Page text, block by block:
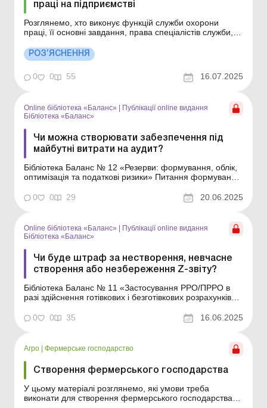
праці на підприємстві
Розглянемо, хто виконує функцій служби охорони
праці, її основні завдання, права спеціалістів служби,
перевірку знань тощо. Більше за темою: Інструкція з
охорони праці для працівників офісу Охорона праці
студентів та учнів під час практики та стажуван...
РОЗ’ЯСНЕННЯ
0 0 55 16.07.2025
Online бібліотека «Баланс» | Публікації online видання
Бібліотека «Баланс»
Чи можна створювати забезпечення під
майбутні витрати на аудит?
Бібліотека Баланс № 12 «Резерви: формування, облік,
оптимізація та податкові ризики» Питання формування
НП(С)БО 11 «Зобов’язання». Наведений у ньому
перелік видів забезпечень не є вичерпним.
0 0 29 20.06.2025
Online бібліотека «Баланс»
Публікації online видання
Бібліотека «Баланс»
Чи буде штраф за нестворення, невчасне
створення або незбереження Z-звіту?
Бібліотека Баланс № 11 «Застосування РРО/ПРРО в
разі здійснення готівкових і безготівкових розрахунків»
виникають питання, пов'язані з порушеннями порядку
створення та зберігання Z-звітів. У статті розглянемо,
0 0 35 16.06.2025
Агро Фермерське господарство
Створення фермерського господарства
У цьому матеріалі розглянемо, які умови треба
виконати для створення фермерського господарства